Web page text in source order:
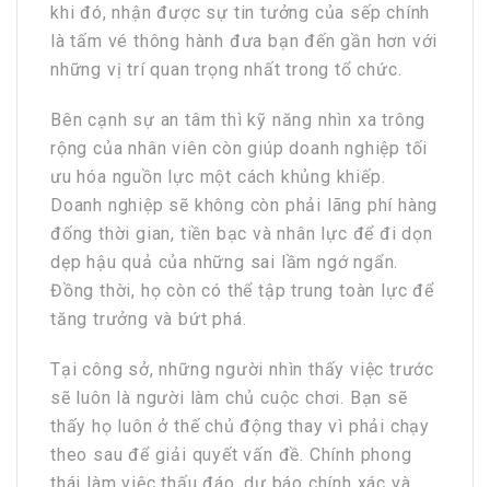
khi đó, nhận được sự tin tưởng của sếp chính
là tấm vé thông hành đưa bạn đến gần hơn với
những vị trí quan trọng nhất trong tổ chức.
Bên cạnh sự an tâm thì kỹ năng nhìn xa trông
rộng của nhân viên còn giúp doanh nghiệp tối
ưu hóa nguồn lực một cách khủng khiếp.
Doanh nghiệp sẽ không còn phải lãng phí hàng
đống thời gian, tiền bạc và nhân lực để đi dọn
dẹp hậu quả của những sai lầm ngớ ngẩn.
Đồng thời, họ còn có thể tập trung toàn lực để
tăng trưởng và bứt phá.
Tại công sở, những người nhìn thấy việc trước
sẽ luôn là người làm chủ cuộc chơi. Bạn sẽ
thấy họ luôn ở thế chủ động thay vì phải chạy
theo sau để giải quyết vấn đề. Chính phong